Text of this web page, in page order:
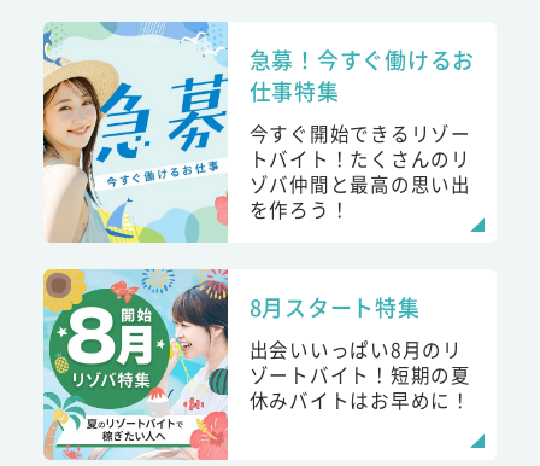
急募！今すぐ働けるお
仕事特集
今すぐ開始できるリゾー
トバイト！たくさんのリ
ゾバ仲間と最高の思い出
を作ろう！
8月スタート特集
出会いいっぱい8月のリ
ゾートバイト！短期の夏
休みバイトはお早めに！